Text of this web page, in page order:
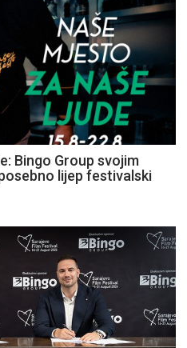
Bingo Group svojim
lijep festivalski